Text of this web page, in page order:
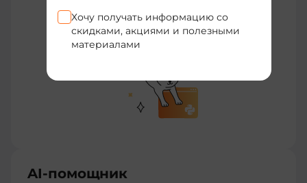
Хочу получать информацию со
скидками, акциями и полезными
материалами
AI-помощник